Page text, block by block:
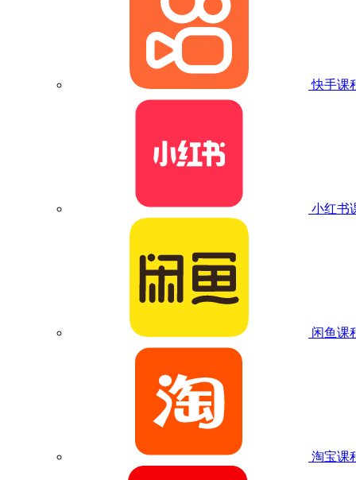
快手课
小红书
闲鱼课
淘宝课